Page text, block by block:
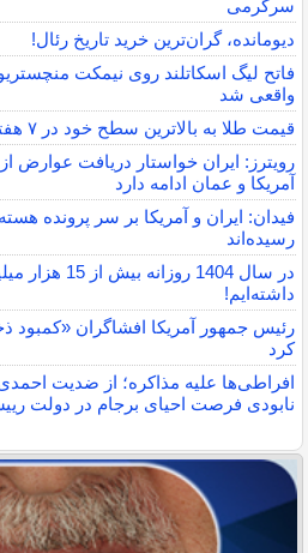
سرگرمی
دیومانده، گران‌ترین خرید تاریخ رئال!
فاتح لیگ اسکاتلند روی نیمکت
واقعی شد
قیمت طلا به بالاترین سطح خود در ۷ هفته اخیر رسید،
رویترز: ایران خواستار دریافت عوارض
آمریکا و عمان ادامه دارد
فیدان: ایران و آمریکا بر سر پرونده
رسیده‌اند
در سال 1404
داشته‌ایم!
رئیس جمهور آمریکا افشاگران «کمبود
کرد
افراطی‌ها علیه مذاکره؛ از ضدیت
نابودی فرصت احیای برجام در دولت